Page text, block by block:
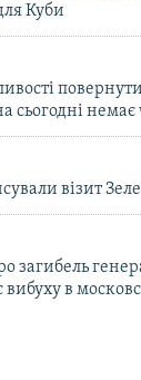
Куби
сьогодні немає
візит
загибель
в